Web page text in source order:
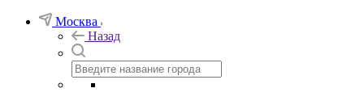
Москва
Назад